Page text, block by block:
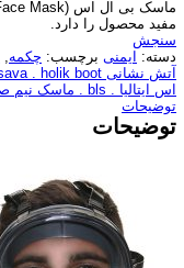
مفید محصول را دارد.
سنجش
دسته: ایمنی برچسب: چکمه,
آتش نشانی kasava . holik boot
اس ایتالیا . bls . ماسک نیم صورت . ماسک سیلیکونی . ماسک رابر . فیلتر ماسک
توضیحات
توضیحات